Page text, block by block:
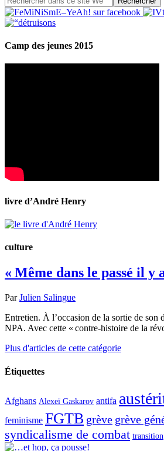
Camp des jeunes 2015
livre d’André Henry
culture
« Même dans le passé il y
ParJulien Salingue
Entretien. À l’occasion de la sortie de
NPA. Avec cette « contre-histoire de la
Plus d'articles de cette catégorie
Étiquettes
Afghans Alexeï Gaskarov antifa
feminisme FGTB grève grève
syndicalisme de combat transition